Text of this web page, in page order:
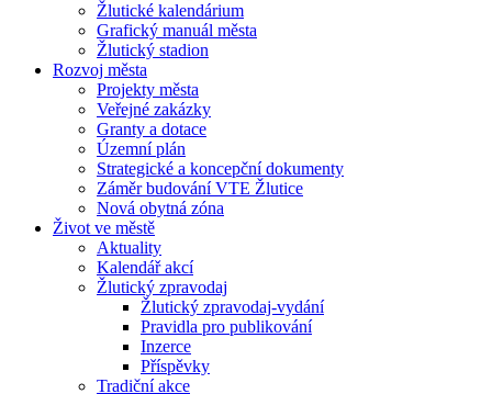
Žlutické kalendárium
Grafický manuál města
Žlutický stadion
Rozvoj města
Projekty města
Veřejné zakázky
Granty a dotace
Územní plán
Strategické a koncepční dokumenty
Záměr budování VTE Žlutice
Nová obytná zóna
Život ve městě
Aktuality
Kalendář akcí
Žlutický zpravodaj
Žlutický zpravodaj-vydání
Pravidla pro publikování
Inzerce
Příspěvky
Tradiční akce